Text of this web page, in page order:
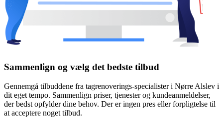
Sammenlign og vælg det bedste tilbud
Gennemgå tilbuddene fra tagrenoverings-specialister i Nørre Alslev i
dit eget tempo. Sammenlign priser, tjenester og kundeanmeldelser,
der bedst opfylder dine behov. Der er ingen pres eller forpligtelse til
at acceptere noget tilbud.